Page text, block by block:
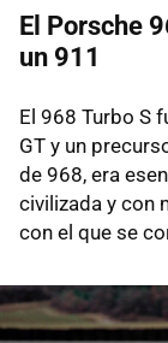
El Porsche
un 911
El 968 Turbo S
GT y un
de 968, era
civilizada y con
con el que se